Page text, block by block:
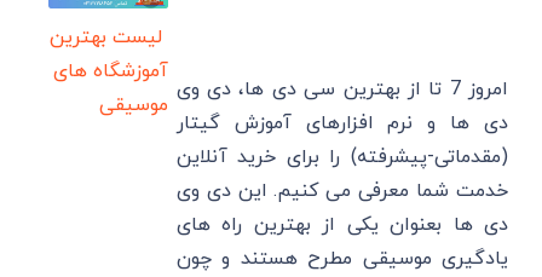
امروز 7 تا از بهترین سی دی ها، دی وی
دی ها و نرم افزارهای آموزش گیتار
(مقدماتی-پیشرفته) را برای خرید آنلاین
خدمت شما معرفی می کنیم. این دی وی
دی ها بعنوان یکی از بهترین راه های
یادگیری موسیقی مطرح هستند و چون
لیست بهترین
آموزشگاه های
موسیقی
آموزش